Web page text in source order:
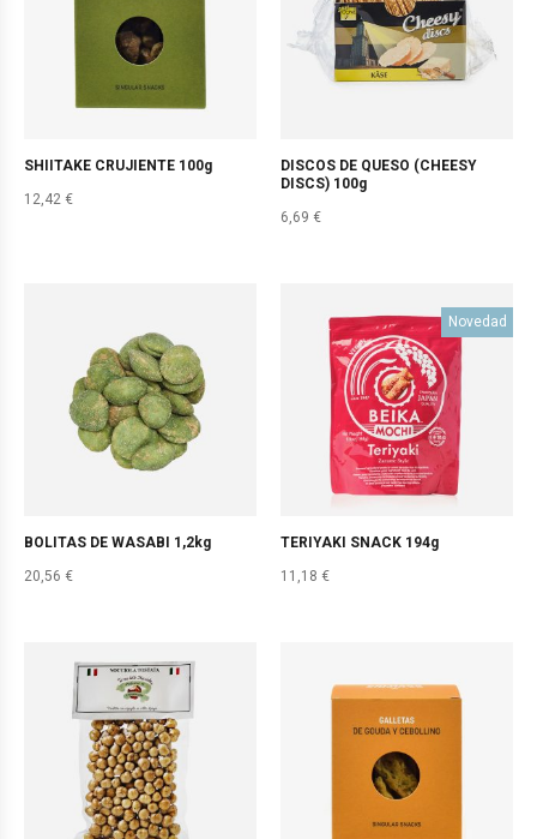
SHIITAKE CRUJIENTE 100g
12,42 €
DISCOS DE QUESO (CHEESY
DISCS) 100g
6,69 €
BOLITAS DE WASABI 1,2kg
20,56 €
Novedad
TERIYAKI SNACK 194g
11,18 €